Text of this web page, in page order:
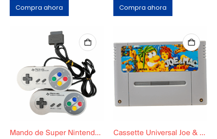
Compra ahora Compra ahora
Mando de Super Nintendo Famicon Cassette Universal Joe & Mac